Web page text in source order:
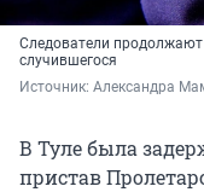
Следователи продолжают
случившегося
Источник: Александра
В Туле была
пристав